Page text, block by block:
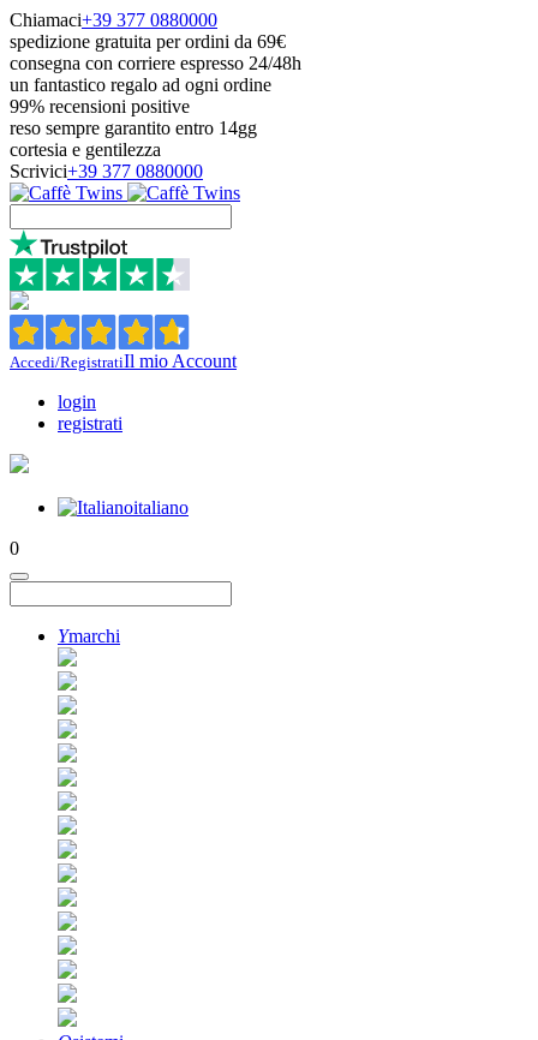
Chiamaci+39 377 0880000
spedizione gratuita per ordini da 69€
consegna con corriere espresso 24/48h
un fantastico regalo ad ogni ordine
99% recensioni positive
reso sempre garantito entro 14gg
cortesia e gentilezza
Scrivici+39 377 0880000
Accedi/RegistratiIl mio Account
login
registrati
italiano
0
Ymarchi